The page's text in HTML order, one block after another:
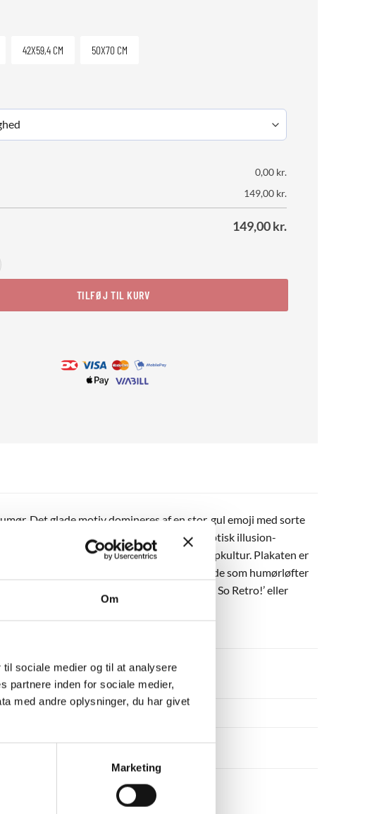
Om
sociale medier og til at analysere
partnere inden for sociale medier,
med andre oplysninger, du har givet
Marketing
42X59,4 CM 50X70 CM
0,00 kr.
149,00 kr.
149,00kr.
antal
TILFØJ TIL KURV
Det glade motiv domineres af en stor, gul emoji med sorte
består af sort-hvide bølger i et optisk illusion-
farvede kanter, der emmer af retro og popkultur. Plakaten er
eller en farverig entré. Den fungerer både som humørløfter
oplagt match med plakater som ‘OMG, I’m So Retro!’ eller